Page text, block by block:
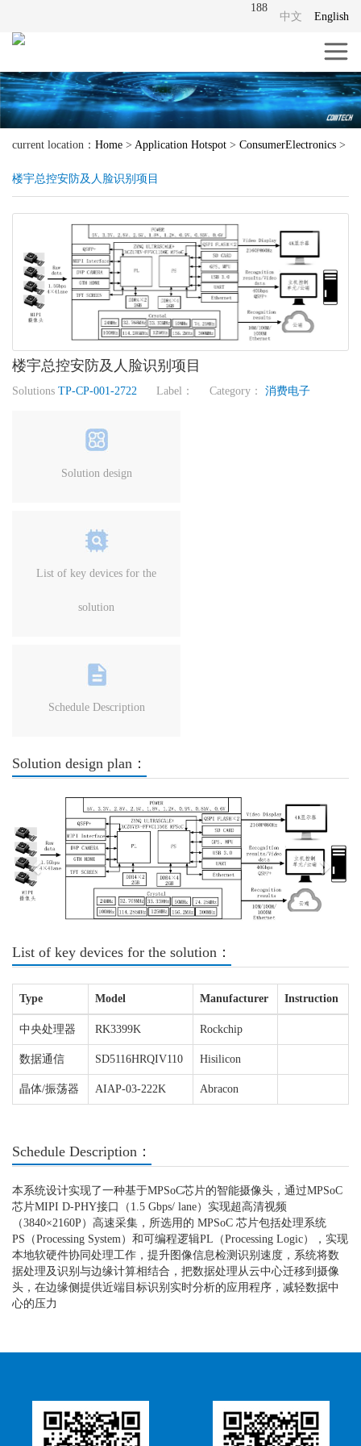
English
中文
188
current location： Home > Application Hotspot > ConsumerElectronics >
楼宇总控安防及人脸识别项目
楼宇总控安防及人脸识别项目
Solutions TP-CP-001-2722 Label： Category： 消费电子
Solution design
List of key devices for the
solution
Schedule Description
Solution design plan：
Previous Next
List of key devices for the solution：
Type Model Manufacturer Instruction
中央处理器 RK3399K Rockchip
数据通信 SD5116HRQIV110 Hisilicon
晶体/振荡器 AIAP-03-222K Abracon
Schedule Description：
本系统设计实现了一种基于MPSoC芯片的智能摄像头，通过MPSoC
芯片MIPI D-PHY接口（1.5 Gbps/ lane）实现超高清视频
（3840×2160P）高速采集，所选用的 MPSoC 芯片包括处理系统
PS（Processing System）和可编程逻辑PL（Processing Logic），实现
本地软硬件协同处理工作，提升图像信息检测识别速度，系统将数
据处理及识别与边缘计算相结合，把数据处理从云中心迁移到摄像
头，在边缘侧提供近端目标识别实时分析的应用程序，减轻数据中
心的压力